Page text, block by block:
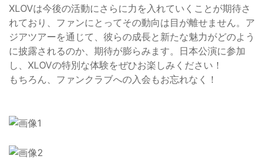
XLOVは今後の活動にさらに力を入れていくことが期待さ
れており、ファンにとってその動向は目が離せません。ア
ジアツアーを通じて、彼らの成長と新たな魅力がどのよう
に披露されるのか、期待が膨らみます。日本公演に参加
し、XLOVの特別な体験をぜひお楽しみください！
もちろん、ファンクラブへの入会もお忘れなく！